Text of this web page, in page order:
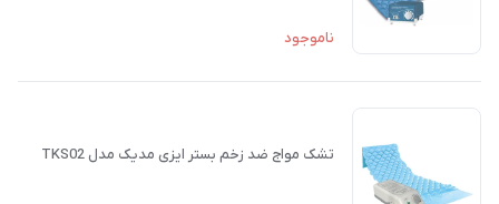
ناموجود
تشک مواج ضد زخم بستر ایزی مدیک مدل TKS02